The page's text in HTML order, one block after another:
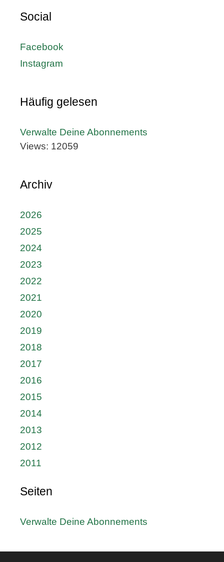
Social
Facebook
Instagram
Häufig gelesen
Verwalte Deine Abonnements
Views: 12059
Archiv
2026
2025
2024
2023
2022
2021
2020
2019
2018
2017
2016
2015
2014
2013
2012
2011
Seiten
Verwalte Deine Abonnements